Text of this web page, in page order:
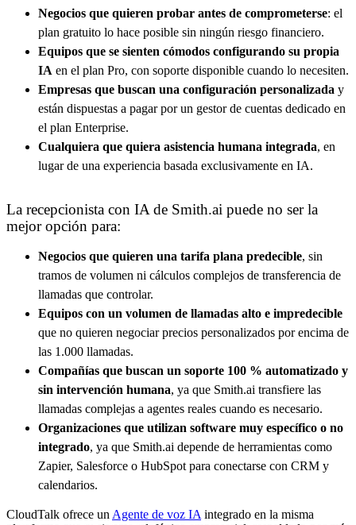
Negocios que quieren probar antes de comprometerse: el
plan gratuito lo hace posible sin ningún riesgo financiero.
Equipos que se sienten cómodos configurando su propia
IA en el plan Pro, con soporte disponible cuando lo necesiten.
Empresas que buscan una configuración personalizada y
están dispuestas a pagar por un gestor de cuentas dedicado en
el plan Enterprise.
Cualquiera que quiera asistencia humana integrada, en
lugar de una experiencia basada exclusivamente en IA.
La recepcionista con IA de Smith.ai puede no ser la
mejor opción para:
Negocios que quieren una tarifa plana predecible, sin
tramos de volumen ni cálculos complejos de transferencia de
llamadas que controlar.
Equipos con un volumen de llamadas alto e impredecible
que no quieren negociar precios personalizados por encima de
las 1.000 llamadas.
Compañías que buscan un soporte 100 % automatizado y
sin intervención humana, ya que Smith.ai transfiere las
llamadas complejas a agentes reales cuando es necesario.
Organizaciones que utilizan software muy específico o no
integrado, ya que Smith.ai depende de herramientas como
Zapier, Salesforce o HubSpot para conectarse con CRM y
calendarios.
CloudTalk ofrece un Agente de voz IA integrado en la misma